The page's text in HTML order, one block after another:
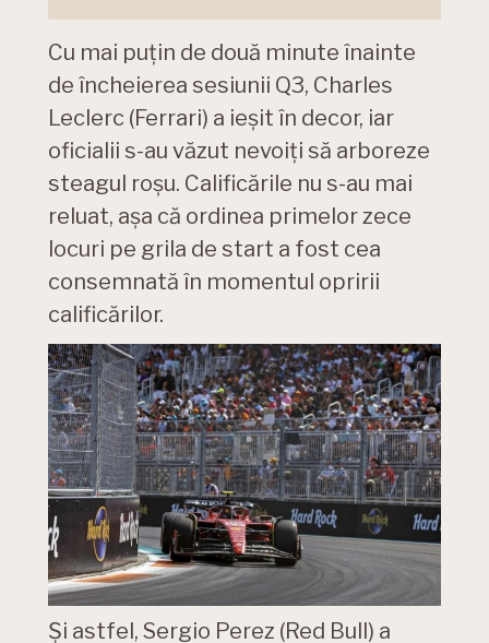
Cu mai puțin de două minute înainte
de încheierea sesiunii Q3, Charles
Leclerc (Ferrari) a ieșit în decor, iar
oficialii s-au văzut nevoiți să arboreze
steagul roșu. Calificările nu s-au mai
reluat, așa că ordinea primelor zece
locuri pe grila de start a fost cea
consemnată în momentul opririi
calificărilor.
Și astfel, Sergio Perez (Red Bull) a